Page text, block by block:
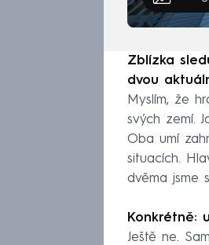
Zblízka
dvou
Myslím, že
svých zemí.
Oba umí
situacích.
dvěma jsme
Konkrétně:
Ještě ne.